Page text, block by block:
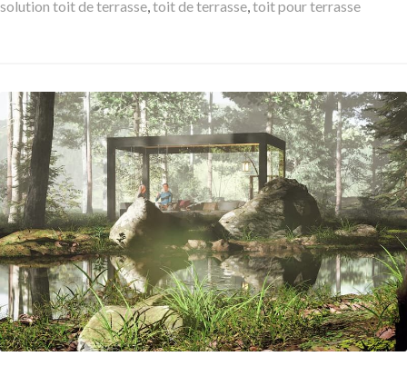
solution toit de terrasse,toit de terrasse,toit pour terrasse